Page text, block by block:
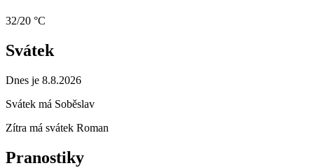
32/20 °C
Svátek
Dnes je 8.8.2026
Svátek má Soběslav
Zítra má svátek Roman
Pranostiky